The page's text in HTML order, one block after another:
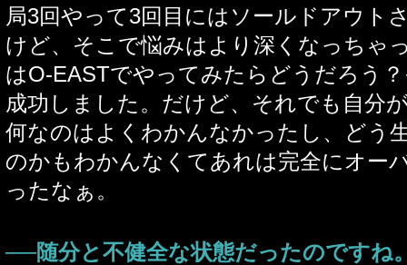
局3回やって3回目にはソールドアウト
けど、そこで悩みはより深くなっちゃ
はO-EASTでやってみたらどうだろう
成功しました。だけど、それでも自分
何なのはよくわかんなかったし、どう
のかもわかんなくてあれは完全にオー
ったなぁ。
──随分と不健全な状態だったのですね